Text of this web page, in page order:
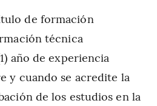
de formación
técnica
año de experiencia
y cuando se acredite la
de los estudios en la